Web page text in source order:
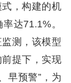
，构建的机
达71.1%。
测，该模型
提下，实现
早预警”，为